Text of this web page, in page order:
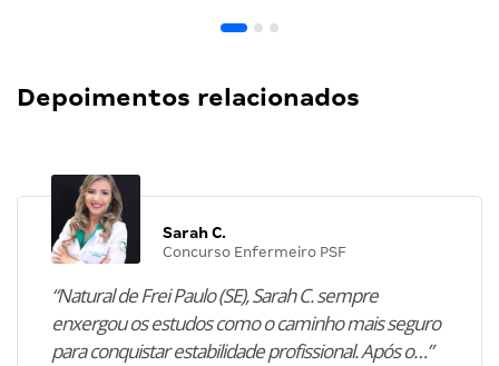
Depoimentos relacionados
Sarah C.
Concurso Enfermeiro PSF
“Natural de Frei Paulo (SE), Sarah C. sempre
enxergou os estudos como o caminho mais seguro
para conquistar estabilidade profissional. Após o…”